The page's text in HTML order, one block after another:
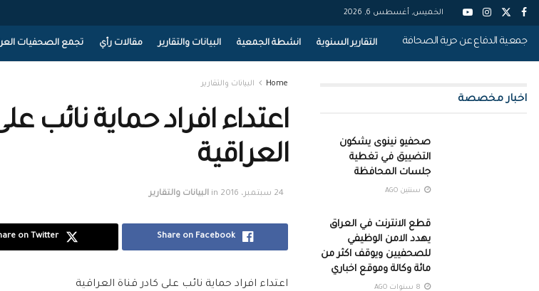
الخميس, أغسطس 6, 2026
جمعية الدفاع عن حرية الصحافة التقارير السنوية انشطة الجمعية البيانات والتقارير مقالات رأي تجمع الصحفيات
Home البيانات والتقارير
اعتداء افراد حماية نائب
العراقية
24 سبتمبر، 2016 in البيانات والتقارير
Share on Facebook
on Twitter
اعتداء افراد حماية نائب على كادر قناة العراقية
اخبار مخصصة
صحفيو نينوى يشكون
التضييق في تغطية
جلسات المحافظة
سنتين AGO
قطع الانترنت في العراق
يهدد الامن الوظيفي
للصحفيين ويوقف اكثر من
مائة وكالة وموقع اخباري